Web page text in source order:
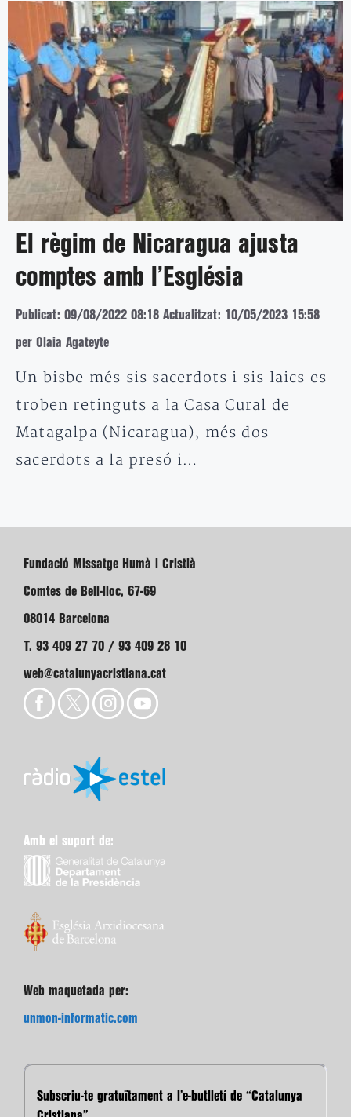
El règim de Nicaragua ajusta
comptes amb l’Església
Publicat: 09/08/2022 08:18 Actualitzat: 10/05/2023 15:58
per Olaia Agateyte
Un bisbe més sis sacerdots i sis laics es
troben retinguts a la Casa Cural de
Matagalpa (Nicaragua), més dos
sacerdots a la presó i…
Fundació Missatge Humà i Cristià
Comtes de Bell-lloc, 67-69
08014 Barcelona
T. 93 409 27 70 / 93 409 28 10
web@catalunyacristiana.cat
Amb el suport de:
Web maquetada per:
unmon-informatic.com
Subscriu-te gratuïtament a l’e-butlletí de “Catalunya